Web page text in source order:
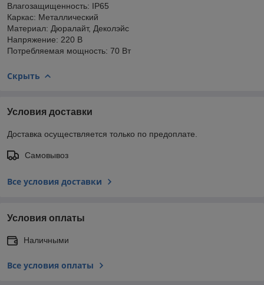
Влагозащищенность: IP65
Каркас: Металлический
Материал: Дюралайт, Деколэйс
Напряжение: 220 В
Потребляемая мощность: 70 Вт
Скрыть
Условия доставки
Доставка осуществляется только по предоплате.
Самовывоз
Все условия доставки
Условия оплаты
Наличными
Все условия оплаты